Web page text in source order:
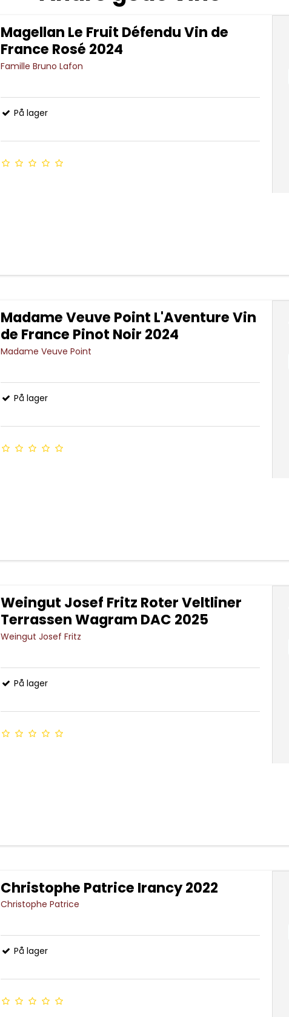
Magellan Le Fruit Défendu Vin de
France Rosé 2024
Famille Bruno Lafon
På lager
Madame Veuve Point L'Aventure Vin
de France Pinot Noir 2024
Madame Veuve Point
På lager
Weingut Josef Fritz Roter Veltliner
Terrassen Wagram DAC 2025
Weingut Josef Fritz
På lager
Christophe Patrice Irancy 2022
Christophe Patrice
På lager